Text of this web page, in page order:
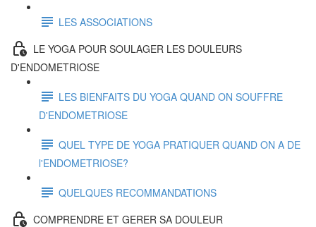
LES ASSOCIATIONS
LE YOGA POUR SOULAGER LES DOULEURS
D'ENDOMETRIOSE
LES BIENFAITS DU YOGA QUAND ON SOUFFRE
D'ENDOMETRIOSE
QUEL TYPE DE YOGA PRATIQUER QUAND ON A DE
l'ENDOMETRIOSE?
QUELQUES RECOMMANDATIONS
COMPRENDRE ET GERER SA DOULEUR